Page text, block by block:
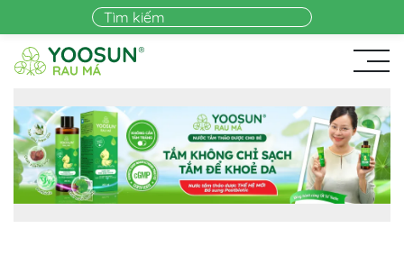
Skip to main content